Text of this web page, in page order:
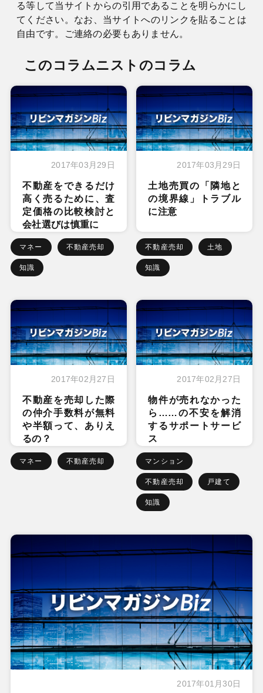
る等して当サイトからの引用であることを明らかにし
てください。なお、当サイトへのリンクを貼ることは
自由です。ご連絡の必要もありません。
このコラムニストのコラム
2017年03月29日
不動産をできるだけ
高く売るために、査
定価格の比較検討と
会社選びは慎重に
マネー 不動産売却
知識
2017年03月29日
土地売買の「隣地と
の境界線」トラブル
に注意
不動産売却 土地
知識
2017年02月27日
不動産を売却した際
の仲介手数料が無料
や半額って、ありえ
るの？
マネー 不動産売却
2017年02月27日
物件が売れなかった
ら……の不安を解消
するサポートサービ
ス
マンション
不動産売却 戸建て
知識
2017年01月30日